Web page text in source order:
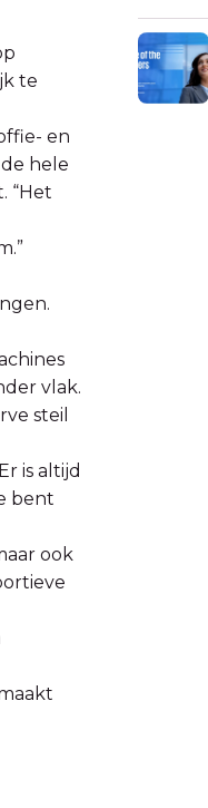
te
en
hele
“Het
vlak.
steil
is altijd
bent
ook